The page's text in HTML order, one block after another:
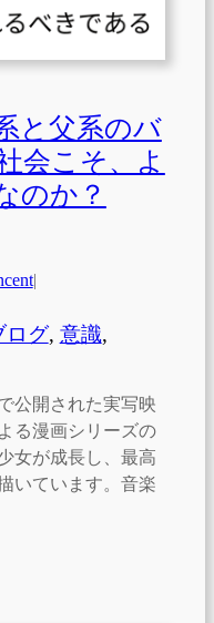
と父系のバ
会こそ、よ
のか？
|
ログ, 意識
公開された実写映
る漫画シリーズの
女が成長し、最高
いています。音楽